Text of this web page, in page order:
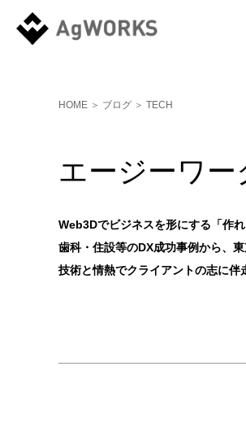
HOME ＞ ブログ ＞ TECH
エージーワ
Web3Dでビジネスを形にする「作
歯科・住設等のDX成功事例から、
技術と情熱でクライアントの志に伴